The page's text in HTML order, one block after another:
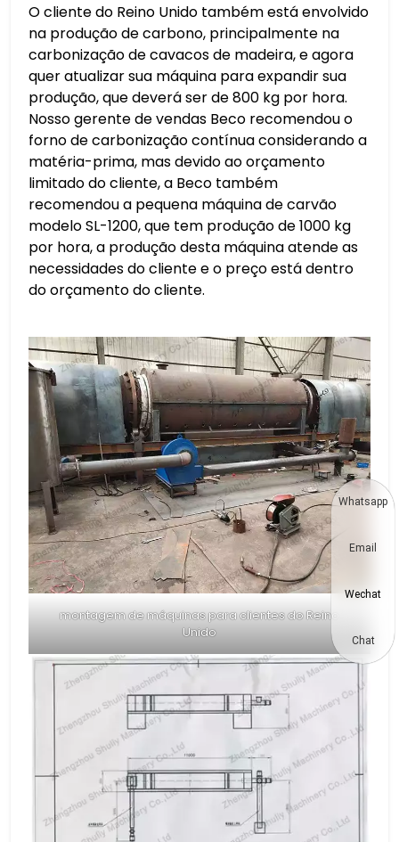
O cliente do Reino Unido também está envolvido
na produção de carbono, principalmente na
carbonização de cavacos de madeira, e agora
quer atualizar sua máquina para expandir sua
produção, que deverá ser de 800 kg por hora.
Nosso gerente de vendas Beco recomendou o
forno de carbonização contínua considerando a
matéria-prima, mas devido ao orçamento
limitado do cliente, a Beco também
recomendou a pequena máquina de carvão
modelo SL-1200, que tem produção de 1000 kg
por hora, a produção desta máquina atende as
necessidades do cliente e o preço está dentro
do orçamento do cliente.
montagem de máquinas para clientes do Reino
Unido
Whatsapp
Email
Wechat
Chat